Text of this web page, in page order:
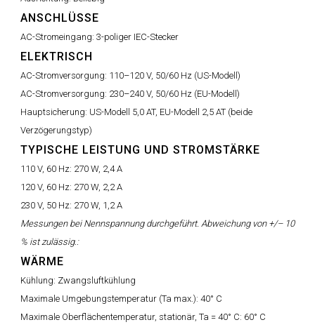
ANSCHLÜSSE
AC-Stromeingang: 3-poliger IEC-Stecker
ELEKTRISCH
AC-Stromversorgung: 110–120 V, 50/60 Hz (US-Modell)
AC-Stromversorgung: 230–240 V, 50/60 Hz (EU-Modell)
Hauptsicherung: US-Modell 5,0 AT, EU-Modell 2,5 AT (beide
Verzögerungstyp)
TYPISCHE LEISTUNG UND STROMSTÄRKE
110 V, 60 Hz: 270 W, 2,4 A
120 V, 60 Hz: 270 W, 2,2 A
230 V, 50 Hz: 270 W, 1,2 A
Messungen bei Nennspannung durchgeführt. Abweichung von +/– 10
% ist zulässig.:
WÄRME
Kühlung: Zwangsluftkühlung
Maximale Umgebungstemperatur (Ta max.): 40° C
Maximale Oberflächentemperatur, stationär, Ta = 40° C: 60° C